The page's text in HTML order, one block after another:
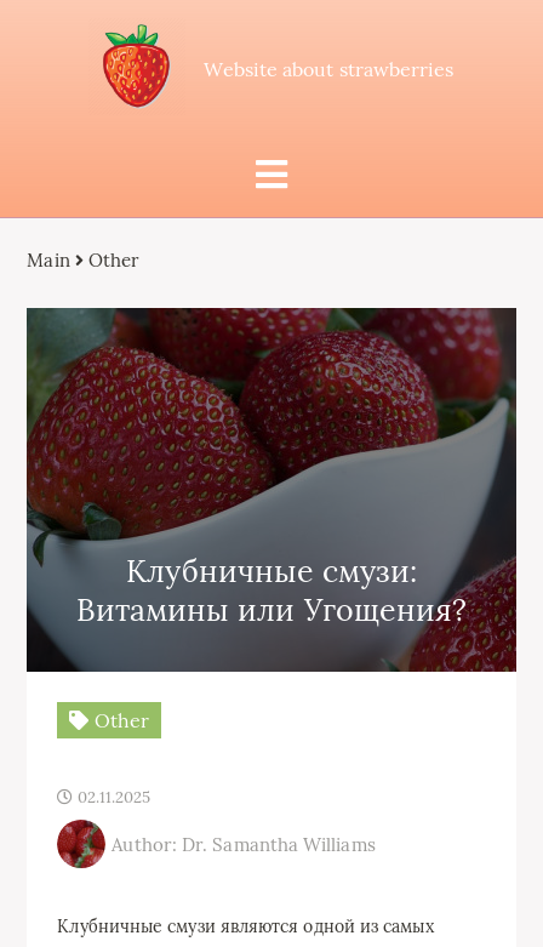
Website about strawberries
Main Other
Клубничные смузи:
Витамины или Угощения?
Other
02.11.2025
Author: Dr. Samantha Williams
Клубничные смузи являются одной из самых